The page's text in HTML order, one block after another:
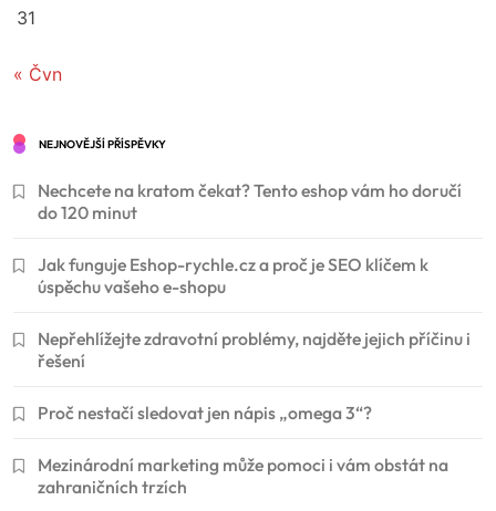
31
« Čvn
NEJNOVĚJŠÍ PŘÍSPĚVKY
Nechcete na kratom čekat? Tento eshop vám ho doručí
do 120 minut
Jak funguje Eshop-rychle.cz a proč je SEO klíčem k
úspěchu vašeho e-shopu
Nepřehlížejte zdravotní problémy, najděte jejich příčinu i
řešení
Proč nestačí sledovat jen nápis „omega 3“?
Mezinárodní marketing může pomoci i vám obstát na
zahraničních trzích